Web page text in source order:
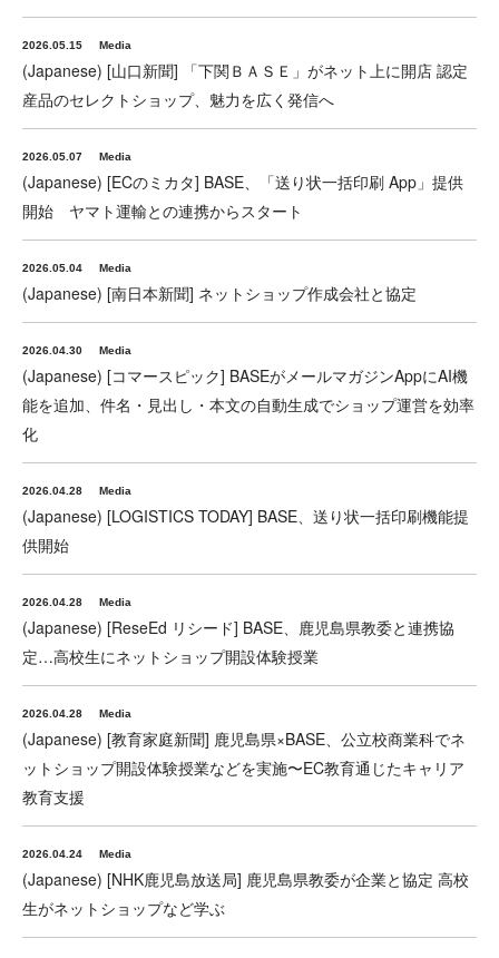
2026.05.15 Media
(Japanese) [山口新聞] 「下関ＢＡＳＥ」がネット上に開店 認定
産品のセレクトショップ、魅力を広く発信へ
2026.05.07 Media
(Japanese) [ECのミカタ] BASE、「送り状一括印刷 App」提供
開始 ヤマト運輸との連携からスタート
2026.05.04 Media
(Japanese) [南日本新聞] ネットショップ作成会社と協定
2026.04.30 Media
(Japanese) [コマースピック] BASEがメールマガジンAppにAI機
能を追加、件名・見出し・本文の自動生成でショップ運営を効率
化
2026.04.28 Media
(Japanese) [LOGISTICS TODAY] BASE、送り状一括印刷機能提
供開始
2026.04.28 Media
(Japanese) [ReseEd リシード] BASE、鹿児島県教委と連携協
定…高校生にネットショップ開設体験授業
2026.04.28 Media
(Japanese) [教育家庭新聞] 鹿児島県×BASE、公立校商業科でネ
ットショップ開設体験授業などを実施〜EC教育通じたキャリア
教育支援
2026.04.24 Media
(Japanese) [NHK鹿児島放送局] 鹿児島県教委が企業と協定 高校
生がネットショップなど学ぶ